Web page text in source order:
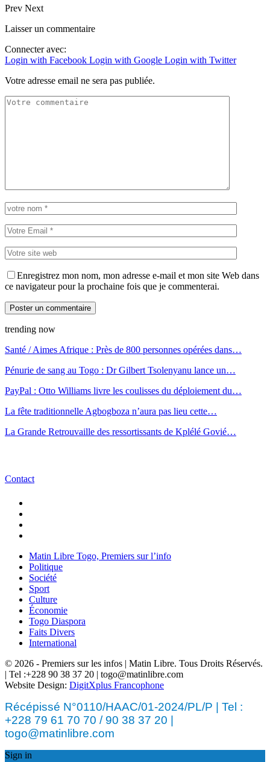
Prev Next
Laisser un commentaire
Connecter avec:
Login with Facebook Login with Google Login with Twitter
Votre adresse email ne sera pas publiée.
Enregistrez mon nom, mon adresse e-mail et mon site Web dans
ce navigateur pour la prochaine fois que je commenterai.
trending now
Santé / Aimes Afrique : Près de 800 personnes opérées dans…
Pénurie de sang au Togo : Dr Gilbert Tsolenyanu lance un…
PayPal : Otto Williams livre les coulisses du déploiement du…
La fête traditionnelle Agbogboza n’aura pas lieu cette…
La Grande Retrouvaille des ressortissants de Kplélé Govié…
Contact
Matin Libre Togo, Premiers sur l’info
Politique
Société
Sport
Culture
Économie
Togo Diaspora
Faits Divers
International
© 2026 - Premiers sur les infos | Matin Libre. Tous Droits Réservés.
| Tel :+228 90 38 37 20 | togo@matinlibre.com
Website Design: DigitXplus Francophone
Récépissé N°0110/HAAC/01-2024/PL/P | Tel :
+228 79 61 70 70 / 90 38 37 20 |
togo@matinlibre.com
Sign in